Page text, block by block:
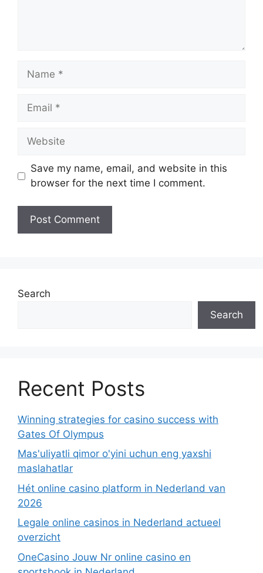
Name
Email
Website
Save my name, email, and website in this
browser for the next time I comment.
Search
Search
Recent Posts
Winning strategies for casino success with
Gates Of Olympus
Mas'uliyatli qimor o'yini uchun eng yaxshi
maslahatlar
Hét online casino platform in Nederland van
2026
Legale online casinos in Nederland actueel
overzicht
OneCasino Jouw Nr online casino en